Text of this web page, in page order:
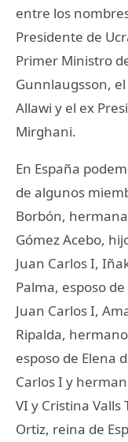
entre los
Presidente de
Primer Ministro
Gunnlaugsson,
Allawi y el ex
Mirghani.
En España
de algunos
Borbón,
Gómez Acebo,
Juan Carlos I,
Palma, esposo
Juan Carlos I,
Ripalda,
esposo de Elena
Carlos I y
VI y Cristina
Ortiz, reina de